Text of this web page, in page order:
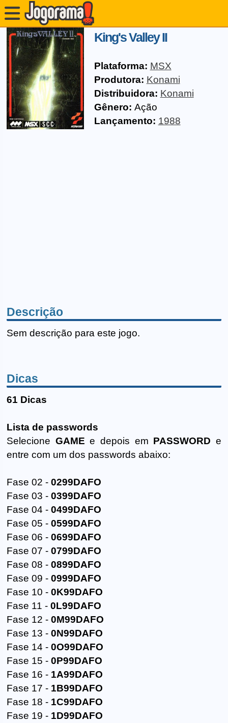
King's Valley II
Plataforma: MSX
Produtora: Konami
Distribuidora: Konami
Gênero: Ação
Lançamento: 1988
Descrição
Sem descrição para este jogo.
Dicas
61 Dicas
Lista de passwords
Selecione GAME e depois em PASSWORD e
entre com um dos passwords abaixo:
Fase 02 -0299DAFO
Fase 03 -0399DAFO
Fase 04 -0499DAFO
Fase 05 -0599DAFO
Fase 06 -0699DAFO
Fase 07 -0799DAFO
Fase 08 -0899DAFO
Fase 09 -0999DAFO
Fase 10 -0K99DAFO
Fase 11 -0L99DAFO
Fase 12 -0M99DAFO
Fase 13 -0N99DAFO
Fase 14 -0O99DAFO
Fase 15 -0P99DAFO
Fase 16 - 1A99DAFO
Fase 17 - 1B99DAFO
Fase 18 - 1C99DAFO
Fase 19 - 1D99DAFO